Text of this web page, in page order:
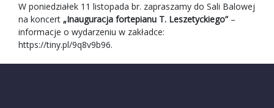
W poniedziałek 11 listopada br. zapraszamy do Sali Balowej
na koncert „Inauguracja fortepianu T. Leszetyckiego”–
informacje o wydarzeniu w zakładce:
https://tiny.pl/9q8v9b96.